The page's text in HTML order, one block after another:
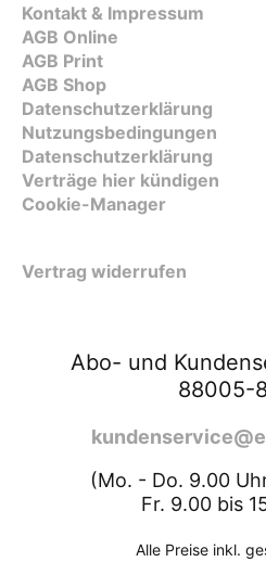
Kontakt & Impressum
AGB Online
AGB Print
AGB Shop
Datenschutzerklärung
Nutzungsbedingungen
Datenschutzerklärung
Verträge hier kündigen
Cookie-Manager
Vertrag widerrufen
Abo- und
88005-
(Mo. - Do. 9.00
Fr. 9.00 bis
Alle Preise inkl.